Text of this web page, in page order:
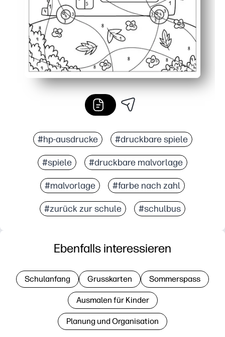
#hp-ausdrucke #druckbare spiele
#spiele #druckbare malvorlage
#malvorlage #farbe nach zahl
#zurück zur schule #schulbus
Ebenfalls interessieren
Schulanfang Grusskarten Sommerspass
Ausmalen für Kinder
Planung und Organisation